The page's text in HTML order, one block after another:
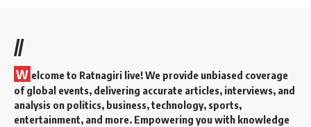
//
W elcome to Ratnagiri live! We provide unbiased coverage
of global events, delivering accurate articles, interviews, and
analysis on politics, business, technology, sports,
entertainment, and more. Empowering you with knowledge